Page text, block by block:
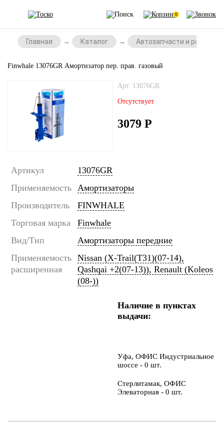
0
Главная Каталог Автозапчасти и
Finwhale 13076GR Амортизатор пер. прав. газовый
Арт. 13076GR
Отсутствует
3079 Р
Артикул
13076GR
Применяемость
Амортизаторы
Производитель
FINWHALE
Торговая марка
Finwhale
Вид/Тип
Амортизаторы передние
Применяемость
расширенная
Nissan (X-Trail(T31)(07-14),
Qashqai +2(07-13)), Renault (Koleos
(08-))
Наличие в пунктах
выдачи:
Уфа, ОФИС Индустриальное
шоссе - 0 шт.
Стерлитамак, ОФИС
Элеваторная - 0 шт.